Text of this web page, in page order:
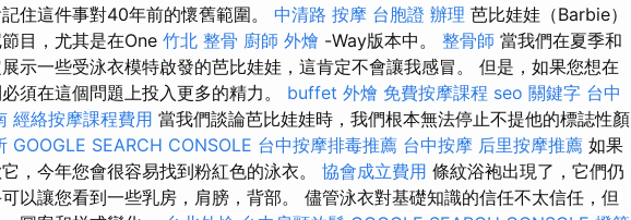
住這件事對40年前的懷舊範圍。 中清路 按摩 台胞證 辦理 芭比娃娃（Barbie）
目，尤其是在One 竹北 整骨 廚師 外燴 -Way版本中。 整骨師 當我們在夏季和
示一些受泳衣模特啟發的芭比娃娃，這肯定不會讓我感冒。 但是，如果您想在
須在這個問題上投入更多的精力。 buffet 外燴 免費按摩課程 seo 關鍵字 台中
經絡按摩課程費用 當我們談論芭比娃娃時，我們根本無法停止不提他的標誌性顏
GOOGLE SEARCH CONSOLE 台中按摩排毒推薦 台中按摩 后里按摩推薦 如果
，今年您會很容易找到粉紅色的泳衣。 協會成立費用 條紋浴袍出現了，它們仍
以讓您看到一些乳房，肩膀，背部。 儘管泳衣對基礎知識的信任不太信任，但